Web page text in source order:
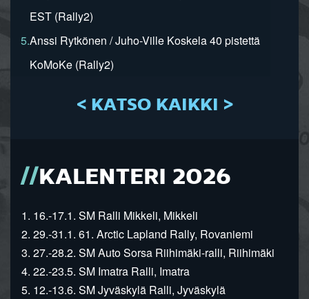
EST (Rally2)
5.Anssi Rytkönen / Juho-Ville Koskela 40 pistettä
KoMoKe (Rally2)
< KATSO KAIKKI >
KALENTERI 2026
1. 16.-17.1. SM Ralli Mikkeli, Mikkeli
2. 29.-31.1. 61. Arctic Lapland Rally, Rovaniemi
3. 27.-28.2. SM Auto Sorsa Riihimäki-ralli, Riihimäki
4. 22.-23.5. SM Imatra Ralli, Imatra
5. 12.-13.6. SM Jyväskylä Ralli, Jyväskylä